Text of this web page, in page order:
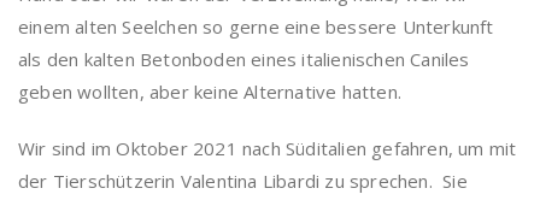
einem alten Seelchen so gerne eine bessere Unterkunft
als den kalten Betonboden eines italienischen Caniles
geben wollten, aber keine Alternative hatten.
Wir sind im Oktober 2021 nach Süditalien gefahren, um mit
der Tierschützerin Valentina Libardi zu sprechen. Sie